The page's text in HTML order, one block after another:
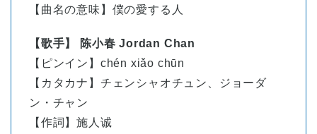
【曲名の意味】僕の愛する人
【歌手】 陈小春 Jordan Chan
【ピンイン】 chén xiǎo chūn
【カタカナ】チェンシャオチュン、ジョーダ
ン・チャン
【作詞】施人诚